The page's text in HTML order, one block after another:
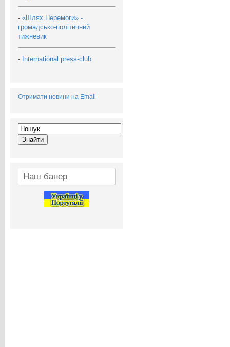
- «Шлях Перемоги» -
громадсько-політичний
тижневик
- International press-club
Отримати новини на Email
Наш банер